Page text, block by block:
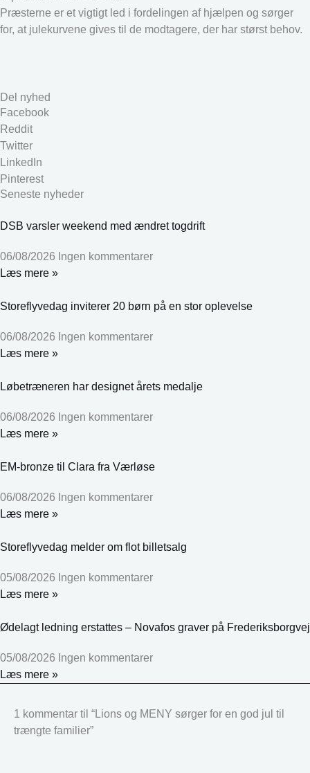
Præsterne er et vigtigt led i fordelingen af hjælpen og sørger
for, at julekurvene gives til de modtagere, der har størst behov.
Del nyhed
Facebook
Reddit
Twitter
LinkedIn
Pinterest
Seneste nyheder
DSB varsler weekend med ændret togdrift
06/08/2026 Ingen kommentarer
Læs mere »
Storeflyvedag inviterer 20 børn på en stor oplevelse
06/08/2026 Ingen kommentarer
Læs mere »
Løbetræneren har designet årets medalje
06/08/2026 Ingen kommentarer
Læs mere »
EM-bronze til Clara fra Værløse
06/08/2026 Ingen kommentarer
Læs mere »
Storeflyvedag melder om flot billetsalg
05/08/2026 Ingen kommentarer
Læs mere »
Ødelagt ledning erstattes – Novafos graver på Frederiksborgvej
05/08/2026 Ingen kommentarer
Læs mere »
1 kommentar til “Lions og MENY sørger for en god jul til
trængte familier”